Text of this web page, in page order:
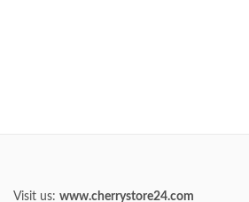
Visit us: www.cherrystore24.com